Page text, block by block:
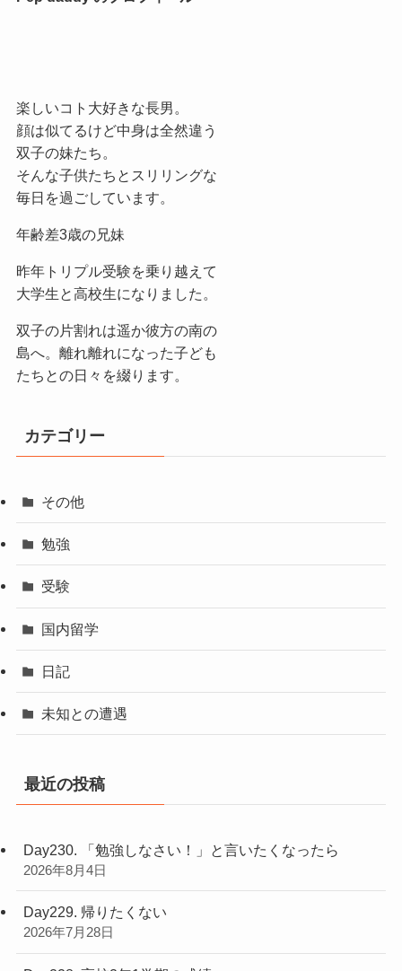
楽しいコト大好きな長男。
顔は似てるけど中身は全然違う
双子の妹たち。
そんな子供たちとスリリングな
毎日を過ごしています。
年齢差3歳の兄妹
昨年トリプル受験を乗り越えて
大学生と高校生になりました。
双子の片割れは遥か彼方の南の
島へ。離れ離れになった子ども
たちとの日々を綴ります。
カテゴリー
その他
勉強
受験
国内留学
日記
未知との遭遇
最近の投稿
Day230. 「勉強しなさい！」と言いたくなったら
2026年8月4日
Day229. 帰りたくない
2026年7月28日